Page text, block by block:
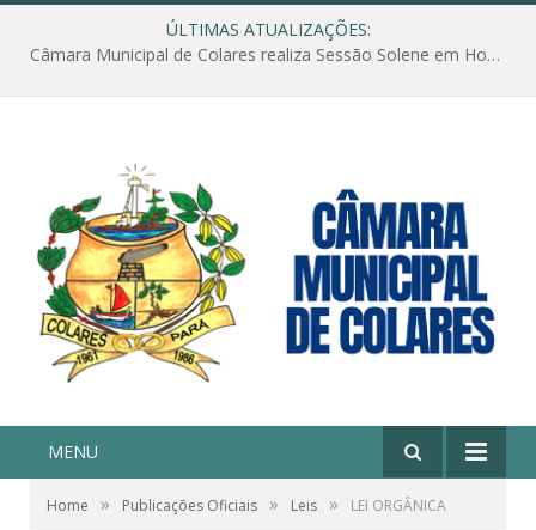
ÚLTIMAS ATUALIZAÇÕES:
Câmara Municipal de Colares realiza Sessão Solene em Homenagem ao Dia das Mães
MENU
Home » Publicações Oficiais » Leis » LEI ORGÂNICA